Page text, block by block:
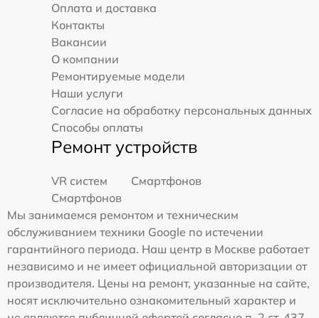
Оплата и доставка
Контакты
Вакансии
О компании
Ремонтируемые модели
Наши услуги
Согласие на обработку персональных данных
Способы оплаты
Ремонт устройств
VR систем
Смартфонов
Смартфонов
Мы занимаемся ремонтом и техническим
обслуживанием техники Google по истечении
гарантийного периода. Наш центр в Москве работает
независимо и не имеет официальной авторизации от
производителя. Цены на ремонт, указанные на сайте,
носят исключительно ознакомительный характер и